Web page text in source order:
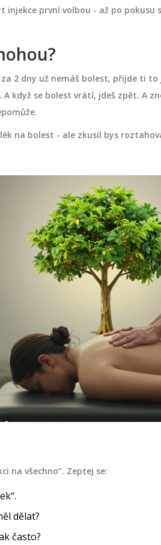
první volbou - až po pokusu
2 dny už nemáš bolest, přijde ti to
když se bolest vrátí, jdeš zpět. A
na bolest - ale zkusil bys
na všechno“. Zeptej se:
dělat?
často?